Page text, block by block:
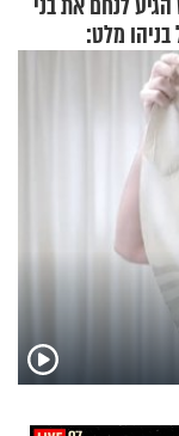
מלט:
תומכים